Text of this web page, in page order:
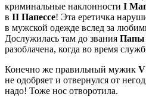
криминальные наклонности I
в II Папессе! Эта еретичка
в мужской одежде вслед за
Дослужилась там до звания Папы
разоблачена, когда во время
Конечно же правильный мужик
не одобряет и отвернулся от
надо! Тоже нос отворотила.